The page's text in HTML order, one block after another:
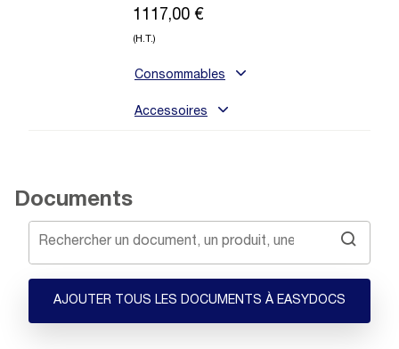
1117,00 €
(H.T.)
Consommables
Accessoires
Documents
AJOUTER TOUS LES DOCUMENTS À EASYDOCS